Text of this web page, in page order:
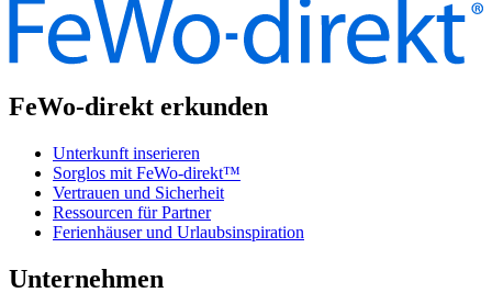
FeWo-direkt erkunden
Unterkunft inserieren
Sorglos mit FeWo-direkt™
Vertrauen und Sicherheit
Ressourcen für Partner
Ferienhäuser und Urlaubsinspiration
Unternehmen